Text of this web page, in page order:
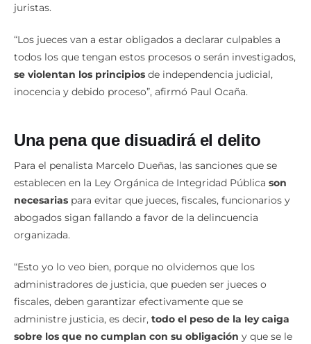
juristas.
“Los jueces van a estar obligados a declarar culpables a
todos los que tengan estos procesos o serán investigados,
se violentan los principios de independencia judicial,
inocencia y debido proceso”, afirmó Paul Ocaña.
Una pena que disuadirá el delito
Para el penalista Marcelo Dueñas, las sanciones que se
establecen en la Ley Orgánica de Integridad Pública son
necesarias para evitar que jueces, fiscales, funcionarios y
abogados sigan fallando a favor de la delincuencia
organizada.
“Esto yo lo veo bien, porque no olvidemos que los
administradores de justicia, que pueden ser jueces o
fiscales, deben garantizar efectivamente que se
administre justicia, es decir, todo el peso de la ley caiga
sobre los que no cumplan con su obligación y que se le